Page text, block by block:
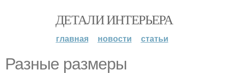
ДЕТАЛИ ИНТЕРЬЕРА
главная новости статьи
Разные размеры